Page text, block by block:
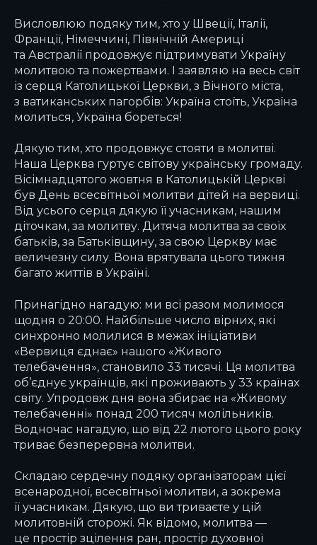
Висловлюю подяку тим, хто у Швеції, Італії,
Франції, Німеччині, Північній Америці
та Австралії продовжує підтримувати Україну
молитвою та пожертвами. І заявляю на весь світ
із серця Католицької Церкви, з Вічного міста,
з ватиканських пагорбів: Україна стоїть, Україна
молиться, Україна бореться!
Дякую тим, хто продовжує стояти в молитві.
Наша Церква гуртує світову українську громаду.
Вісімнадцятого жовтня в Католицькій Церкві
був День всесвітньої молитви дітей на вервиці.
Від усього серця дякую її учасникам, нашим
діточкам, за молитву. Дитяча молитва за своїх
батьків, за Батьківщину, за свою Церкву має
величезну силу. Вона врятувала цього тижня
багато життів в Україні.
Принагідно нагадую: ми всі разом молимося
щодня о 20:00. Найбільше число вірних, які
синхронно молилися в межах ініціативи
«Вервиця єднає» нашого «Живого
телебачення», становило 33 тисячі. Ця молитва
об’єднує українців, які проживають у 33 країнах
світу. Упродовж дня вона збирає на «Живому
телебаченні» понад 200 тисяч молільників.
Водночас нагадую, що від 22 лютого цього року
триває безперервна молитви.
Складаю сердечну подяку організаторам цієї
всенародної, всесвітньої молитви, а зокрема
її учасникам. Дякую, що ви триваєте у цій
молитовній сторожі. Як відомо, молитва —
це простір зцілення ран, простір духовної